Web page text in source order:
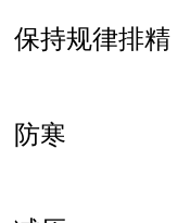
保持规律排精
防寒